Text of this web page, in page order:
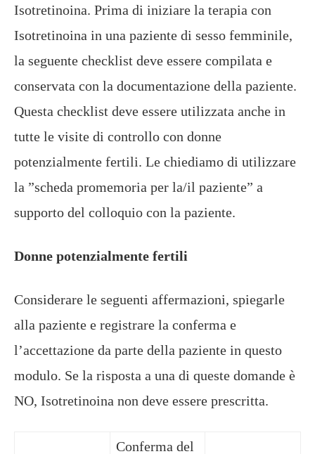
Isotretinoina. Prima di iniziare la terapia con
Isotretinoina in una paziente di sesso femminile,
la seguente checklist deve essere compilata e
conservata con la documentazione della paziente.
Questa checklist deve essere utilizzata anche in
tutte le visite di controllo con donne
potenzialmente fertili. Le chiediamo di utilizzare
la ”scheda promemoria per la/il paziente” a
supporto del colloquio con la paziente.
Donne potenzialmente fertili
Considerare le seguenti affermazioni, spiegarle
alla paziente e registrare la conferma e
l’accettazione da parte della paziente in questo
modulo. Se la risposta a una di queste domande è
NO, Isotretinoina non deve essere prescritta.
Conferma del